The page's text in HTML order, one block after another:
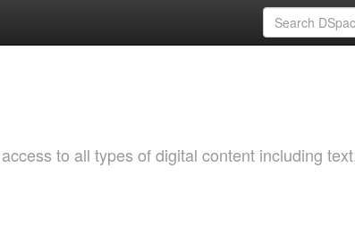
to all types of digital content including